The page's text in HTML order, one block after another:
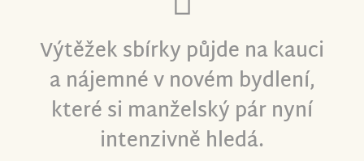
Výtěžek sbírky půjde na kauci
a nájemné v novém bydlení,
které si manželský pár nyní
intenzivně hledá.